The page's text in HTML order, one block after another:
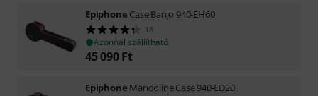
Epiphone Case Banjo 940-EH60
18
Azonnal szállítható
45 090 Ft
Epiphone Mandoline Case 940-ED20